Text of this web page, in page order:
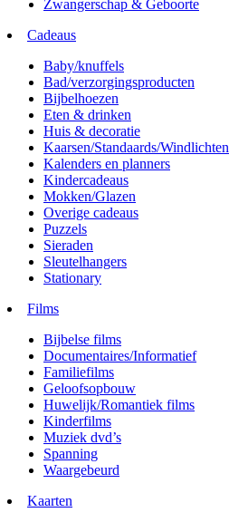
Zwangerschap & Geboorte
Cadeaus
Baby/knuffels
Bad/verzorgingsproducten
Bijbelhoezen
Eten & drinken
Huis & decoratie
Kaarsen/Standaards/Windlichten
Kalenders en planners
Kindercadeaus
Mokken/Glazen
Overige cadeaus
Puzzels
Sieraden
Sleutelhangers
Stationary
Films
Bijbelse films
Documentaires/Informatief
Familiefilms
Geloofsopbouw
Huwelijk/Romantiek films
Kinderfilms
Muziek dvd’s
Spanning
Waargebeurd
Kaarten